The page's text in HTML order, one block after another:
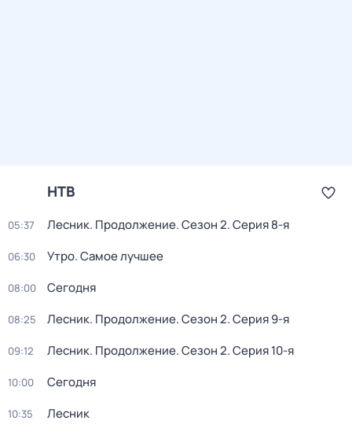
НТВ
05:37 Лесник. Продолжение. Сезон 2. Серия 8-я
06:30 Утро. Самое лучшее
08:00 Сегодня
08:25 Лесник. Продолжение. Сезон 2. Серия 9-я
09:12 Лесник. Продолжение. Сезон 2. Серия 10-я
10:00 Сегодня
10:35 Лесник